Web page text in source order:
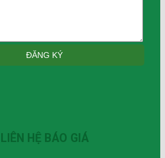
LIÊN HỆ BÁO GIÁ